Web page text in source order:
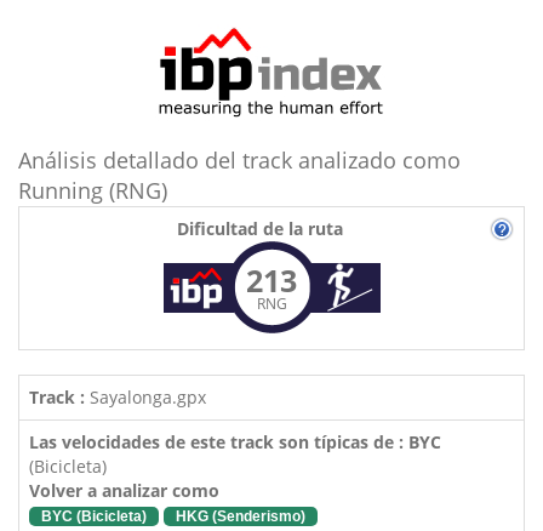
Análisis detallado del track analizado como
Running (RNG)
Dificultad de la ruta
213
RNG
Track : Sayalonga.gpx
Las velocidades de este track son típicas de : BYC
(Bicicleta)
Volver a analizar como
BYC (Bicicleta) HKG (Senderismo)